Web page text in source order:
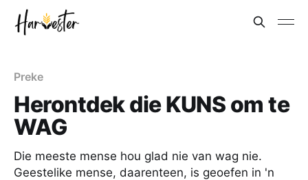
Preke
Herontdek die KUNS om te
WAG
Die meeste mense hou glad nie van wag nie.
Geestelike mense, daarenteen, is geoefen in 'n